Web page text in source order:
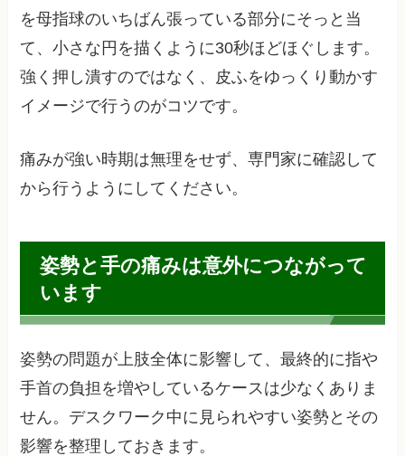
を母指球のいちばん張っている部分にそっと当
て、小さな円を描くように30秒ほどほぐします。
強く押し潰すのではなく、皮ふをゆっくり動かす
イメージで行うのがコツです。
痛みが強い時期は無理をせず、専門家に確認して
から行うようにしてください。
姿勢と手の痛みは意外につながって
います
姿勢の問題が上肢全体に影響して、最終的に指や
手首の負担を増やしているケースは少なくありま
せん。デスクワーク中に見られやすい姿勢とその
影響を整理しておきます。